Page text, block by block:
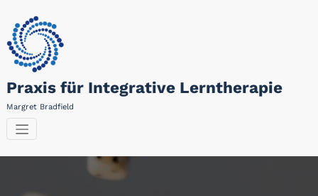
Inhalt
springen
Praxis für Integrative Lerntherapie
Margret Bradfield